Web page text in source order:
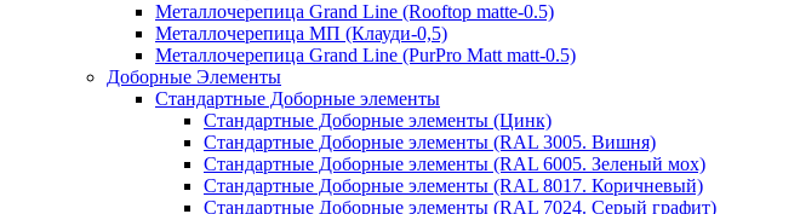
Металлочерепица Grand Line (Rooftop matte-0.5)
Металлочерепица МП (Клауди-0,5)
Металлочерепица Grand Line (PurPro Matt matt-0.5)
Доборные Элементы
Стандартные Доборные элементы
Стандартные Доборные элементы (Цинк)
Стандартные Доборные элементы (RAL 3005. Вишня)
Стандартные Доборные элементы (RAL 6005. Зеленый мох)
Стандартные Доборные элементы (RAL 8017. Коричневый)
Стандартные Доборные элементы (RAL 7024. Серый графит)